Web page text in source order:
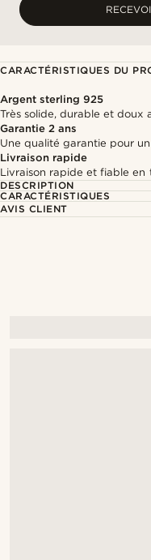
CARACTÉRISTIQUES DU
Argent sterling 925
Très solide, durable et doux
Garantie 2 ans
Une qualité garantie pour
Livraison rapide
Livraison rapide et fiable en
DESCRIPTION
CARACTÉRISTIQUES
AVIS CLIENT